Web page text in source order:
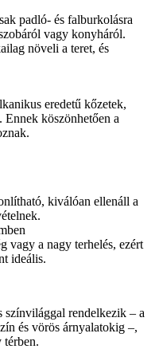
padló- és falburkolásra
vagy konyháról.
növeli a teret, és
eredetű kőzetek,
köszönhetően a
kiválóan ellenáll a
vagy a nagy terhelés, ezért
ideális.
színvilággal rendelkezik – a
és vörös árnyalatokig –,
térben.